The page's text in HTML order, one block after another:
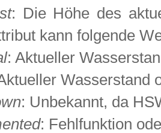
: Die Höhe des
kann folgende
: Aktueller
Wasserstand
: Unbekannt, da
: Fehlfunktion